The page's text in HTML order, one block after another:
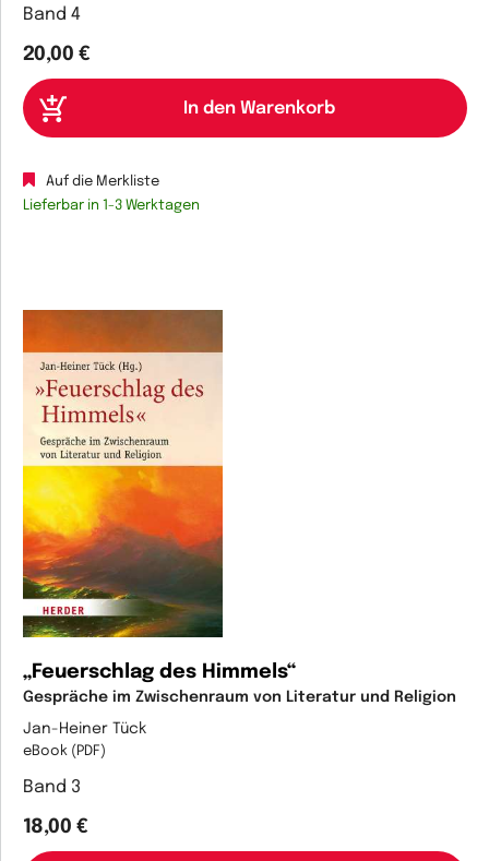
Band 4
20,00 €
Auf die Merkliste
Lieferbar in 1-3 Werktagen
„Feuerschlag des Himmels“
Gespräche im Zwischenraum von Literatur und Religion
Jan-Heiner Tück
eBook (PDF)
Band 3
18,00 €